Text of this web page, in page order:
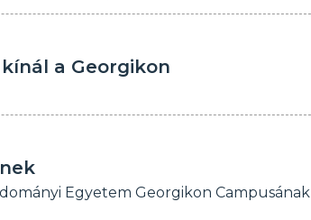
a Georgikon
Egyetem Georgikon Campusának